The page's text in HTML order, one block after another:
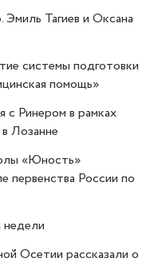
Эмиль Тагиев и Оксана
системы подготовки
помощь»
с Ринером в рамках
Лозанне
«Юность»
первенства России по
недели
Осетии рассказали о